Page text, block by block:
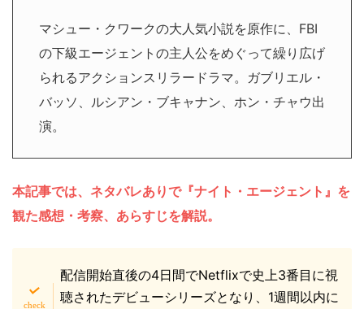
マシュー・クワークの大人気小説を原作に、FBI
の下級エージェントの主人公をめぐって繰り広げ
られるアクションスリラードラマ。ガブリエル・
バッソ、ルシアン・ブキャナン、ホン・チャウ出
演。
本記事では、ネタバレありで『ナイト・エージェント』を
観た感想・考察、あらすじを解説。
配信開始直後の4日間でNetflixで史上3番目に視
聴されたデビューシリーズとなり、1週間以内に